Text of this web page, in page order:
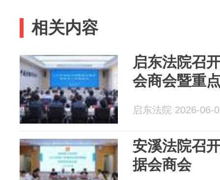
相关内容
启东法院召
会商会暨重
启东法院 2026-06-
安溪法院召
据会商会